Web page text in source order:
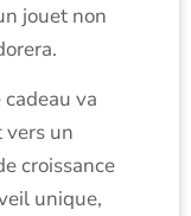
jouet non
va
vers un
croissance
unique,